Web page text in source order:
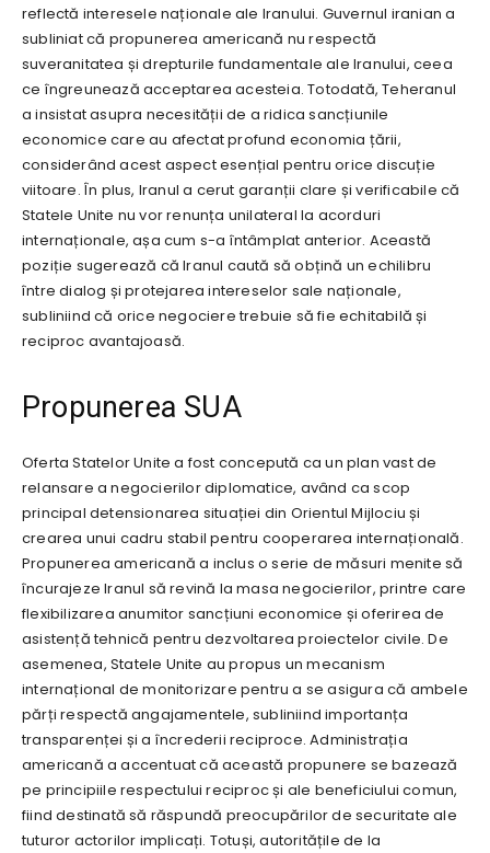
reflectă interesele naționale ale Iranului. Guvernul iranian a
subliniat că propunerea americană nu respectă
suveranitatea și drepturile fundamentale ale Iranului, ceea
ce îngreunează acceptarea acesteia. Totodată, Teheranul
a insistat asupra necesității de a ridica sancțiunile
economice care au afectat profund economia țării,
considerând acest aspect esențial pentru orice discuție
viitoare. În plus, Iranul a cerut garanții clare și verificabile că
Statele Unite nu vor renunța unilateral la acorduri
internaționale, așa cum s-a întâmplat anterior. Această
poziție sugerează că Iranul caută să obțină un echilibru
între dialog și protejarea intereselor sale naționale,
subliniind că orice negociere trebuie să fie echitabilă și
reciproc avantajoasă.
Propunerea SUA
Oferta Statelor Unite a fost concepută ca un plan vast de
relansare a negocierilor diplomatice, având ca scop
principal detensionarea situației din Orientul Mijlociu și
crearea unui cadru stabil pentru cooperarea internațională.
Propunerea americană a inclus o serie de măsuri menite să
încurajeze Iranul să revină la masa negocierilor, printre care
flexibilizarea anumitor sancțiuni economice și oferirea de
asistență tehnică pentru dezvoltarea proiectelor civile. De
asemenea, Statele Unite au propus un mecanism
internațional de monitorizare pentru a se asigura că ambele
părți respectă angajamentele, subliniind importanța
transparenței și a încrederii reciproce. Administrația
americană a accentuat că această propunere se bazează
pe principiile respectului reciproc și ale beneficiului comun,
fiind destinată să răspundă preocupărilor de securitate ale
tuturor actorilor implicați. Totuși, autoritățile de la